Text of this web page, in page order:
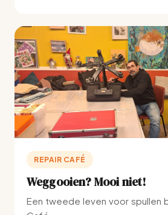
REPAIR CAFÉ
Weggooien? Mooi niet!
Een tweede leven voor spullen